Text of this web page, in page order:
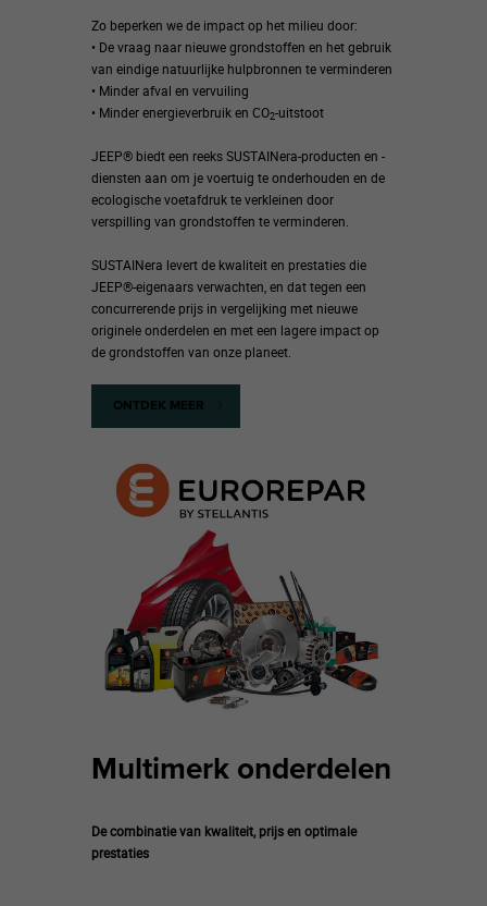
Zo beperken we de impact op het milieu door:
• De vraag naar nieuwe grondstoffen en het gebruik
van eindige natuurlijke hulpbronnen te verminderen
• Minder afval en vervuiling
• Minder energieverbruik en CO2-uitstoot
JEEP® biedt een reeks SUSTAINera-producten en -
diensten aan om je voertuig te onderhouden en de
ecologische voetafdruk te verkleinen door
verspilling van grondstoffen te verminderen.
SUSTAINera levert de kwaliteit en prestaties die
JEEP®-eigenaars verwachten, en dat tegen een
concurrerende prijs in vergelijking met nieuwe
originele onderdelen en met een lagere impact op
de grondstoffen van onze planeet.
ONTDEK MEER
Multimerk onderdelen
De combinatie van kwaliteit, prijs en optimale
prestaties